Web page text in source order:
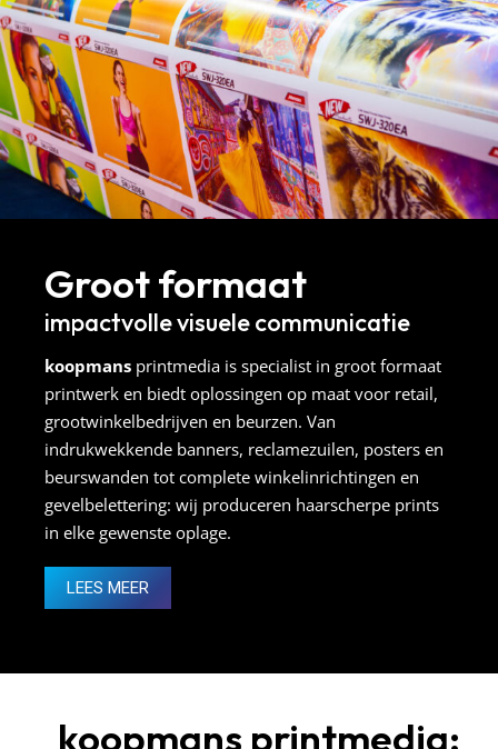
Groot formaat
impactvolle visuele communicatie
koopmans printmedia is specialist in groot formaat
printwerk en biedt oplossingen op maat voor retail,
grootwinkelbedrijven en beurzen. Van
indrukwekkende banners, reclamezuilen, posters en
beurswanden tot complete winkelinrichtingen en
gevelbelettering: wij produceren haarscherpe prints
in elke gewenste oplage.
LEES MEER
koopmans printmedia: